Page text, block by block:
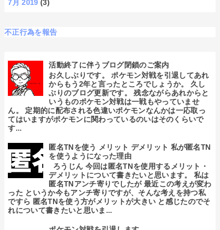
7月 2019 (3)
不正行為を報告
活動終了に伴うブログ閉鎖のご案内
お久しぶりです。 ポケモン対戦を引退してあれ
からもう2年と言ったところでしょうか。 久し
ぶりのブログ更新です。 残念ながらあれからと
いうものポケモン対戦は一戦もやっていませ
ん。 定期的に配布される色違いポケモンなんかは一応取っ
てはいますがポケモンに関わっているのいはそのくらいで
す...
匿名TNを使う メリット デメリット 私が匿名TN
を使うようになった理由
ろうじん 今回は匿名TNを使用するメリット・
デメリットについて書きたいと思います。 私は
匿名TNアンチ寄りでしたが 最近この考えが変わ
った というか今もアンチ寄りですが、そんな考えを持つ私
ですら 匿名TNを使う方がメリットが大きい と感じたのでそ
れについて書きたいと思いま...